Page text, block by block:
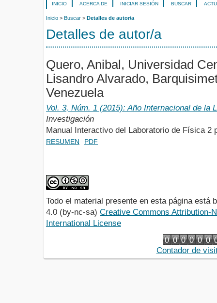
INICIO ACERCA DE INICIAR SESIÓN BUSCAR
Inicio > Buscar > Detalles de autor/a
Detalles de autor/a
Quero, Anibal, Universidad
Lisandro Alvarado,
Venezuela
Vol. 3, Núm. 1 (2015): Año Internacional de la
Investigación
Manual Interactivo del Laboratorio de Física 2
RESUMEN PDF
Todo el material presente en esta página está
4.0 (by-nc-sa) Creative Commons Attribution-
International License
Contador de